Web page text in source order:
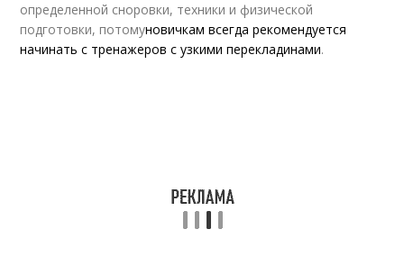
определенной сноровки, техники и физической
подготовки, потомуновичкам всегда рекомендуется
начинать с тренажеров с узкими перекладинами.